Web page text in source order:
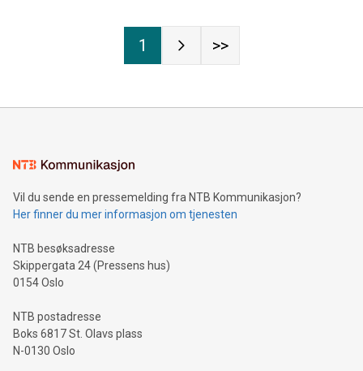
1 >>
Vil du sende en pressemelding fra NTB Kommunikasjon?
Her finner du mer informasjon om tjenesten
NTB besøksadresse
Skippergata 24 (Pressens hus)
0154 Oslo
NTB postadresse
Boks 6817 St. Olavs plass
N-0130 Oslo